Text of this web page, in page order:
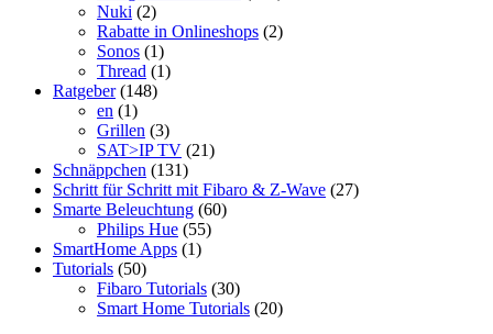
Nuki (2)
Rabatte in Onlineshops (2)
Sonos (1)
Thread (1)
Ratgeber(148)
en (1)
Grillen (3)
SAT>IP TV (21)
Schnäppchen (131)
Schritt für Schritt mit Fibaro & Z-Wave (27)
Smarte Beleuchtung (60)
Philips Hue (55)
SmartHome Apps (1)
Tutorials (50)
Fibaro Tutorials (30)
Smart Home Tutorials (20)